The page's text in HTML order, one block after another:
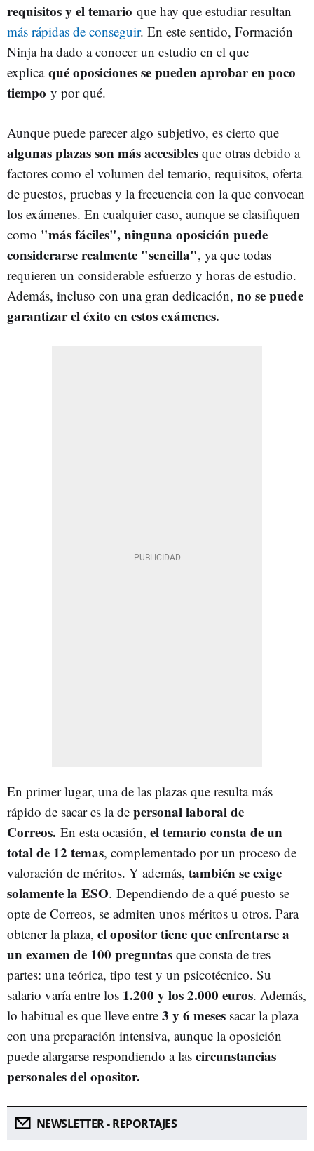
requisitos y el temario que hay que estudiar resultan
más rápidas de conseguir. En este sentido, Formación
Ninja ha dado a conocer un estudio en el que
explicaqué oposiciones se pueden aprobar en poco
tiempo y por qué.
Aunque puede parecer algo subjetivo, es cierto que
algunas plazas son más accesibles que otras debido a
factores como el volumen del temario, requisitos, oferta
de puestos, pruebas y la frecuencia con la que convocan
los exámenes. En cualquier caso, aunque se clasifiquen
como "más fáciles", ninguna oposición puede
considerarse realmente "sencilla", ya que todas
requieren un considerable esfuerzo y horas de estudio.
Además, incluso con una gran dedicación, no se puede
garantizar el éxito en estos exámenes.
En primer lugar, una de las plazas que resulta más
rápido de sacar es la de personal laboral de
Correos. En esta ocasión, el temario consta de un
total de 12 temas, complementado por un proceso de
valoración de méritos. Y además, también se exige
solamente la ESO. Dependiendo de a qué puesto se
opte de Correos, se admiten unos méritos u otros. Para
obtener la plaza, el opositor tiene que enfrentarse a
un examen de 100 preguntas que consta de tres
partes: una teórica, tipo test y un psicotécnico. Su
salario varía entre los 1.200 y los 2.000 euros. Además,
lo habitual es que lleve entre 3 y 6 meses sacar la plaza
con una preparación intensiva, aunque la oposición
puede alargarse respondiendo a las circunstancias
personales del opositor.
NEWSLETTER - REPORTAJES